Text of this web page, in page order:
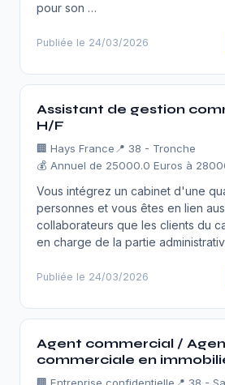
pour son …
Publiée le 24/03/2026
Assistant de gestion
H/F
🏢 Hays France 📍 38 - Tronche
💰 Annuel de 25000.0 Euros à
Vous intégrez un cabinet d'une
personnes et vous êtes en lien
collaborateurs que les clients du
en charge de la partie
Publiée le 24/03/2026
Agent commercial /
commerciale en